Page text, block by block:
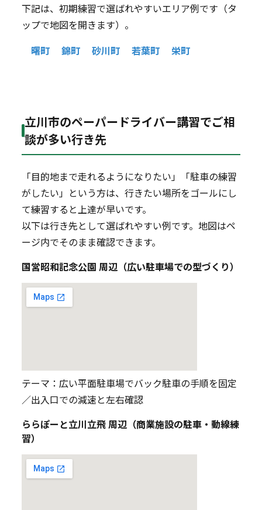
下記は、初期練習で選ばれやすいエリア例です（タ
ップで地図を開きます）。
曙町
錦町 砂川町 若葉町 栄町
立川市のペーパードライバー講習でご相
談が多い行き先
「目的地まで走れるようになりたい」「駐車の練習
がしたい」という方は、行きたい場所をゴールにし
て練習すると上達が早いです。
以下は行き先として選ばれやすい例です。地図はペ
ージ内でそのまま確認できます。
国営昭和記念公園 周辺（広い駐車場での型づくり）
テーマ：広い平面駐車場でバック駐車の手順を固定
／出入口での減速と左右確認
ららぽーと立川立飛 周辺（商業施設の駐車・動線練
習）